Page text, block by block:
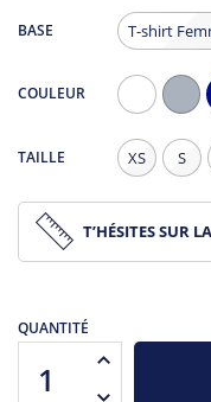
BASE T-shirt
COULEUR
TAILLE XS S
T’HÉSITES SUR
QUANTITÉ